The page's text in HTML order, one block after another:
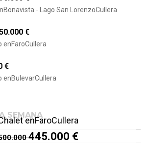
- Lago San LorenzoCullera
€
enFaroCullera
€
enBulevarCullera
SEMANA
enFaroCullera
445.000 €